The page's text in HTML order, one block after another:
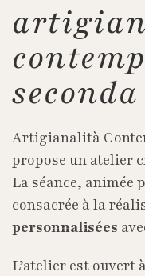
Artigianalità
propose un atelier
La séance, animée
consacrée à la
personnalisées
L’atelier est ouvert